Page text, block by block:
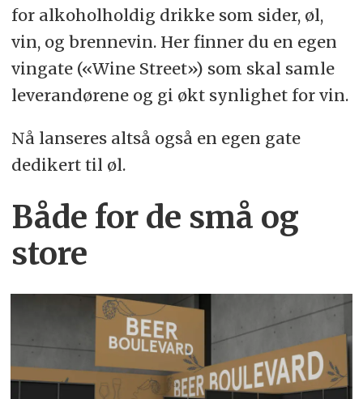
for alkoholholdig drikke som sider, øl,
vin, og brennevin. Her finner du en egen
vingate («Wine Street») som skal samle
leverandørene og gi økt synlighet for vin.
Nå lanseres altså også en egen gate
dedikert til øl.
Både for de små og
store